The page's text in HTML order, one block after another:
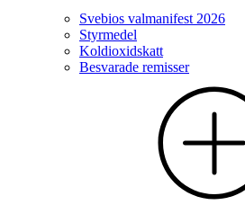
Svebios valmanifest 2026
Styrmedel
Koldioxidskatt
Besvarade remisser